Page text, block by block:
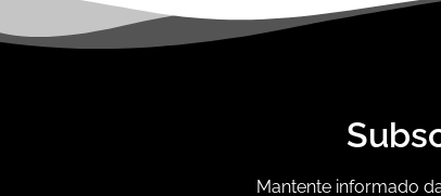
Mantente informado